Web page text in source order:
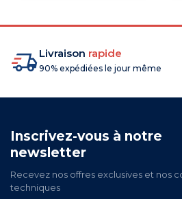
Livraison rapide
90% expédiées le jour même
Inscrivez-vous à notre
newsletter
Recevez nos offres exclusives et nos
techniques